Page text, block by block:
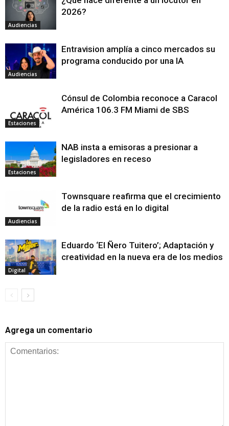
Audiencias
2026?
Audiencias
Entravision amplía a cinco mercados su
programa conducido por una IA
Estaciones
Cónsul de Colombia reconoce a Caracol
América 106.3 FM Miami de SBS
Estaciones
NAB insta a emisoras a presionar a
legisladores en receso
Audiencias
Townsquare reafirma que el crecimiento
de la radio está en lo digital
Digital
Eduardo ‘El Ñero Tuitero’; Adaptación y
creatividad en la nueva era de los medios
Agrega un comentario